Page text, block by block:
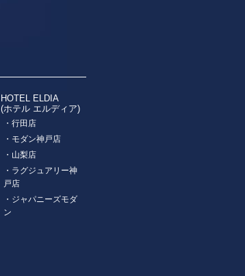
HOTEL ELDIA
(ホテル エルディア)
・行田店
・モダン神戸店
・山梨店
・ラグジュアリー神
戸店
・ジャパニーズモダ
ン